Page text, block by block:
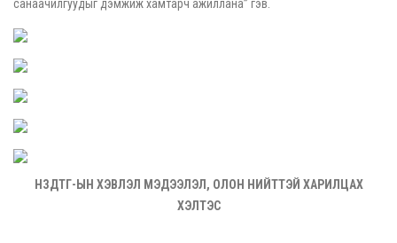
санаачилгуудыг дэмжиж хамтарч ажиллана” гэв.
НЗДТГ-ЫН ХЭВЛЭЛ МЭДЭЭЛЭЛ, ОЛОН НИЙТТЭЙ ХАРИЛЦАХ
ХЭЛТЭС